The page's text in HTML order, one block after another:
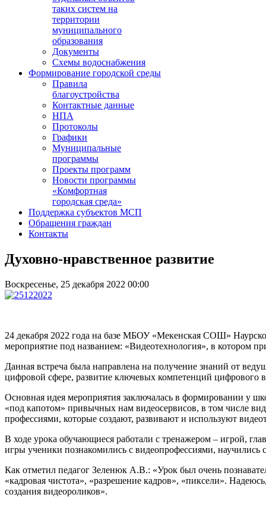
таких систем на
территории
муниципального
образования
Документы
Схемы водоснабжения
Формирование городской среды
Правила
благоустройства
Контактные данные
НПА
Протоколы
Графики
Муниципальные
программы
Проекты программ
Новости программы
«Комфортная
городская среда»
Поддержка субъектов МСП
Обращения граждан
Контакты
Духовно-нравственное развитие
Воскресенье, 25 декабря 2022 00:00
24 декабря 2022 года на базе МБОУ «Мекенская СОШ»
мероприятие под названием: «Видеотехнология», в котором
Данная встреча была направлена на получение знаний от
цифровой сфере, развитие ключевых компетенций цифрового
Основная идея мероприятия заключалась в формировании у
«под капотом» привычных нам видеосервисов, в том числе
профессиями, которые создают, развивают и используют
В ходе урока обучающиеся работали с тренажером – игрой,
игры ученики познакомились с видеопрофессиями, научились
Как отметил педагог Зеленюк А.В.: «Урок был очень
«кадровая чистота», «разрешение кадров», «пиксели».
создания видеороликов».